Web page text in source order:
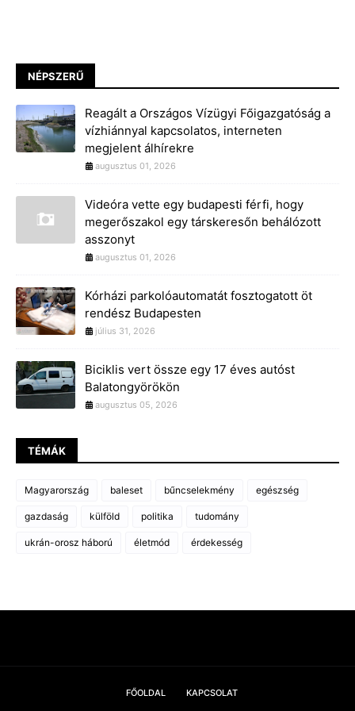
NÉPSZERŰ
Reagált a Országos Vízügyi Főigazgatóság a
vízhiánnyal kapcsolatos, interneten
megjelent álhírekre
augusztus 01, 2026
Videóra vette egy budapesti férfi, hogy
megerőszakol egy társkeresőn behálózott
asszonyt
augusztus 01, 2026
Kórházi parkolóautomatát fosztogatott öt
rendész Budapesten
július 31, 2026
Biciklis vert össze egy 17 éves autóst
Balatongyörökön
augusztus 05, 2026
TÉMÁK
Magyarország baleset bűncselekmény egészség
gazdaság külföld politika tudomány
ukrán-orosz háború életmód érdekesség
FŐOLDAL KAPCSOLAT